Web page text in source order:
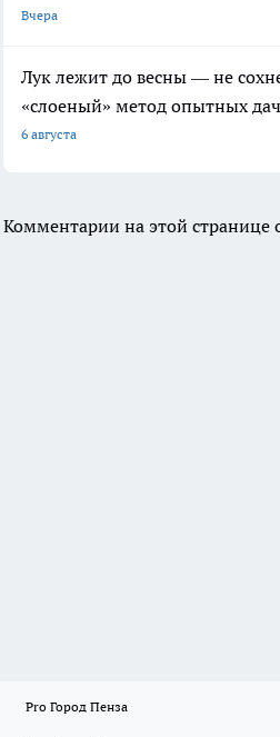
Вчера
Лук лежит до весны — не
«слоеный» метод опытных
6 августа
Комментарии на этой странице
Pro Город Пенза